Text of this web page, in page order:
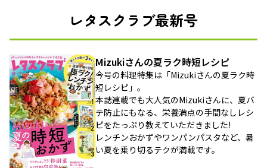
レタスクラブ最新号
Mizukiさんの夏ラク時短レシピ
今号の料理特集は「Mizukiさんの夏ラク時
短レシピ」。
本誌連載でも大人気のMizukiさんに、夏バ
テ防止にもなる、栄養満点の手間なしレシ
ピをたっぷり教えていただきました!
レンチンおかずやワンパンパスタなど、暑
い夏を乗り切るテクが満載です。